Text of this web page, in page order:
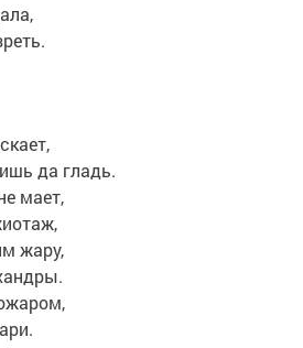
да гладь.
мает,
жару,